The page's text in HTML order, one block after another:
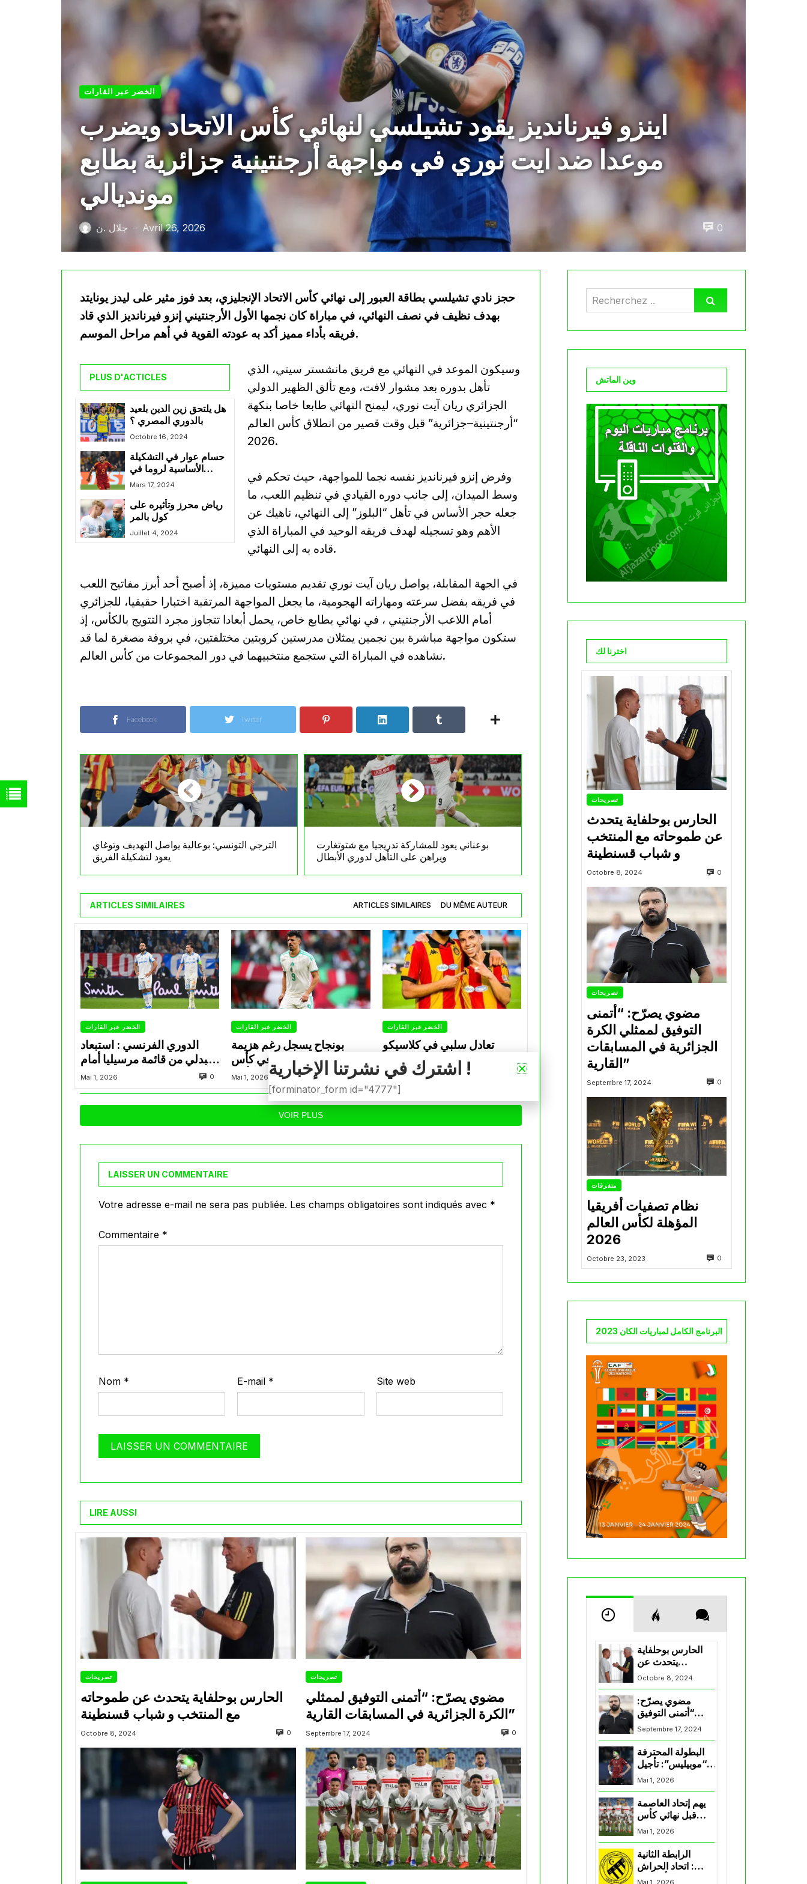
الخضر عبر القارات
اينزو فيرنانديز يقود تشيلسي لنهائي كأس الاتحاد ويضرب
موعدا ضد ايت نوري في مواجهة أرجنتينية جزائرية بطابع
مونديالي
جلال .ن — Avril 26, 2026 0
حجز نادي تشيلسي بطاقة العبور إلى نهائي كأس الاتحاد الإنجليزي، بعد فوز مثير على ليدز يونايتد
بهدف نظيف في نصف النهائي، في مباراة كان نجمها الأول الأرجنتيني إنزو فيرنانديز الذي قاد
فريقه بأداء مميز أكد به عودته القوية في أهم مراحل الموسم.
PLUS D'ACTICLES
هل يلتحق زين الدين بلعيد
بالدوري المصري ؟
Octobre 16, 2024
حسام عوار في التشكيلة
الأساسية لروما في
مواجهة ساسولو
Mars 17, 2024
رياض محرز وتأثيره على
كول بالمر
Juillet 4, 2024
وسيكون الموعد في النهائي مع فريق مانشستر سيتي، الذي
تأهل بدوره بعد مشوار لافت، ومع تألق الظهير الدولي
الجزائري ريان آيت نوري، ليمنح النهائي طابعا خاصا بنكهة
“أرجنتينية–جزائرية” قبل وقت قصير من انطلاق كأس العالم
2026.
وفرض إنزو فيرنانديز نفسه نجما للمواجهة، حيث تحكم في
وسط الميدان، إلى جانب دوره القيادي في تنظيم اللعب، ما
جعله حجر الأساس في تأهل “البلوز” إلى النهائي، ناهيك عن
الأهم وهو تسجيله لهدف فريقه الوحيد في المباراة الذي
قاده به إلى النهائي.
في الجهة المقابلة، يواصل ريان آيت نوري تقديم مستويات مميزة، إذ أصبح أحد أبرز مفاتيح اللعب
في فريقه بفضل سرعته ومهاراته الهجومية، ما يجعل المواجهة المرتقبة اختبارا حقيقيا، للجزائري
أمام اللاعب الأرجنتيني ، في نهائي بطابع خاص، يحمل أبعادا تتجاوز مجرد التتويج بالكأس، إذ
ستكون مواجهة مباشرة بين نجمين يمثلان مدرستين كرويتين مختلفتين، في بروفة مصغرة لما قد
نشاهده في المباراة التي ستجمع منتخبيهما في دور المجموعات من كأس العالم.
Facebook Twitter
الترجي التونسي: بوعالية يواصل التهديف وتوغاي
يعود لتشكيلة الفريق
بوعناني يعود للمشاركة تدريجيا مع شتوتغارت
ويراهن على التأهل لدوري الأبطال
ARTICLES SIMILAIRES ARTICLES SIMILAIRES DU MÊME AUTEUR
الخضر عبر القارات
الدوري الفرنسي : استبعاد
عبدلي من قائمة مرسيليا أمام
نانت
Mai 1, 2026 0
الخضر عبر القارات
بونجاح يسجل رغم هزيمة
الشمال أمام السد في كأس
الأمير
Mai 1, 2026 0
الخضر عبر القارات
تعادل سلبي في كلاسيكو
الترجي والصفاقسي… توغاي
يهدر ركلة جزاء وبوعالية يتألق
Avril 30, 2026
VOIR PLUS
LAISSER UN COMMENTAIRE
Votre adresse e-mail ne sera pas publiée. Les champs obligatoires sont indiqués avec *
Commentaire *
Nom * E-mail * Site web
LIRE AUSSI
تصريحات
الحارس بوحلفاية يتحدث عن طموحاته
مع المنتخب و شباب قسنطينة
Octobre 8, 2024 0
تصريحات
مضوي يصرّح: “أتمنى التوفيق لممثلي
الكرة الجزائرية في المسابقات القارية”
Septembre 17, 2024 0
وين الماتش
اخترنا لك
تصريحات
الحارس بوحلفاية يتحدث
عن طموحاته مع المنتخب
و شباب قسنطينة
Octobre 8, 2024 0
تصريحات
مضوي يصرّح: “أتمنى
التوفيق لممثلي الكرة
الجزائرية في المسابقات
القارية”
Septembre 17, 2024 0
متفرقات
نظام تصفيات أفريقيا
المؤهلة لكأس العالم
2026
Octobre 23, 2023 0
البرنامج الكامل لمباريات الكان 2023
الحارس بوحلفاية
يتحدث عن
طموحاته مع
المنتخب و شباب
قسنطينة
Octobre 8, 2024
مضوي يصرّح:
“أتمنى التوفيق
لممثلي الكرة
الجزائرية في
Septembre 17, 2024
البطولة المحترفة
“موبيليس”: تأجيل
مباراة إتحاد
العاصمة وأتلتيك
بارادو
Mai 1, 2026
يهم إتحاد العاصمة
قبل نهائي كأس
اكاف : الزمالك
يسقط بثلاثية أمام
Mai 1, 2026
الرابطة الثانية
: اتحاد الحراش
يحسم التأهل إلى
Mai 1, 2026
اشترك في نشرتنا الإخبارية !
[forminator_form id="4777"]